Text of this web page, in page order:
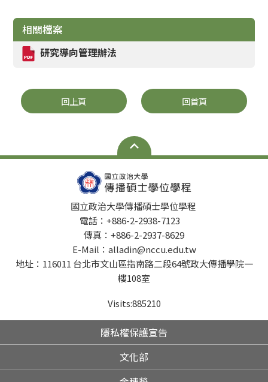
相關檔案
研究導向管理辦法
回上頁 回首頁
國立政治大學傳播碩士學位學程
電話：+886-2-2938-7123
傳真：+886-2-2937-8629
E-Mail：alladin@nccu.edu.tw
地址：116011 台北市文山區指南路二段64號政大傳播學院一
樓108室
Visits:885210
隱私權保護宣告
文化部